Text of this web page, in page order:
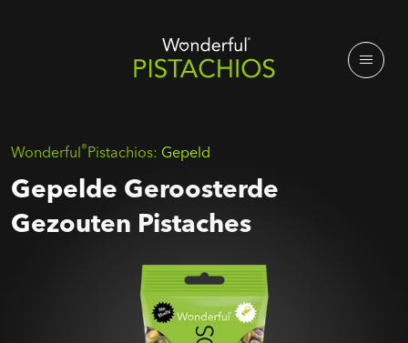
Gepelde Geroosterde
Gezouten Pistaches
Wonderful®Pistachios: Gepeld